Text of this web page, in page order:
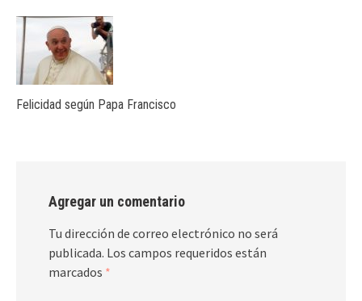
Felicidad según Papa Francisco
Agregar un comentario
Tu dirección de correo electrónico no será
publicada. Los campos requeridos están
marcados *